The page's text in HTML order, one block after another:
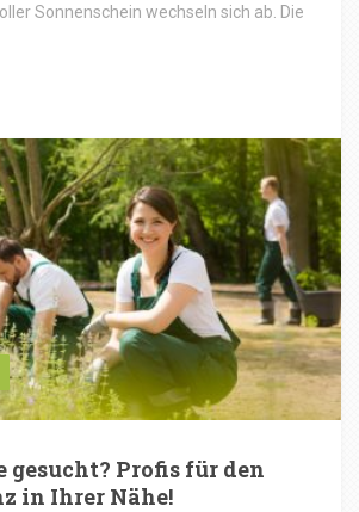
Sonnenschein wechseln sich ab. Die
gesucht? Profis für den
in Ihrer Nähe!